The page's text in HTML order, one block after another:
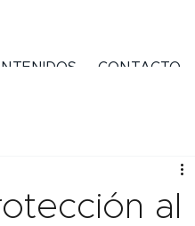
CONTACTO
al